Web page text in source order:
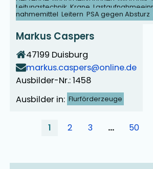
Leitungstechnik Krane
nahmemittel Leitern PSA gegen Absturz
Markus Caspers
47199 Duisburg
markus.caspers@online.de
Ausbilder-Nr.: 1458
Ausbilder in: Flurförderzeuge
1 2 3 … 50